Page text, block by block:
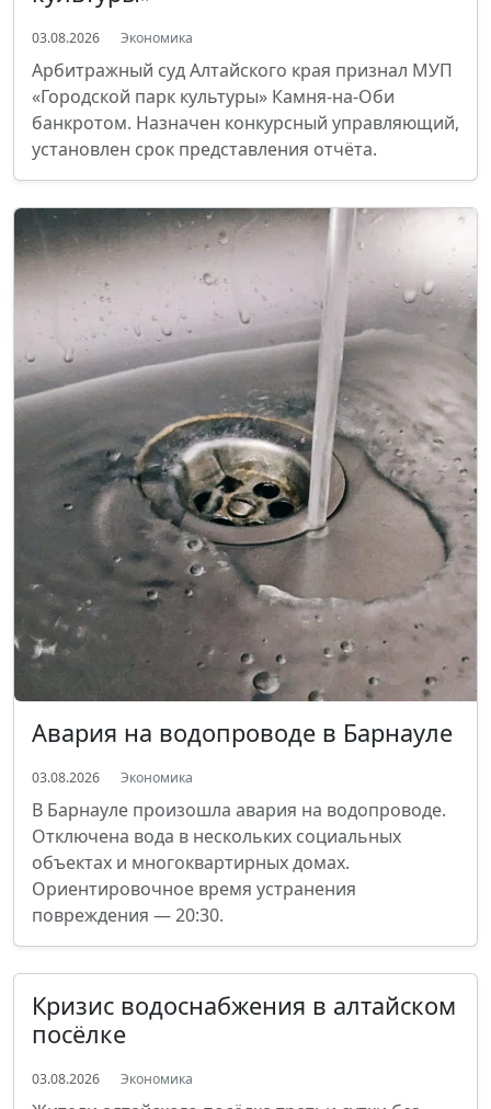
03.08.2026 Экономика
Арбитражный суд Алтайского края признал МУП
«Городской парк культуры» Камня-на-Оби
банкротом. Назначен конкурсный управляющий,
установлен срок представления отчёта.
Авария на водопроводе в Барнауле
03.08.2026 Экономика
В Барнауле произошла авария на водопроводе.
Отключена вода в нескольких социальных
объектах и многоквартирных домах.
Ориентировочное время устранения
повреждения — 20:30.
Кризис водоснабжения в алтайском
посёлке
03.08.2026 Экономика